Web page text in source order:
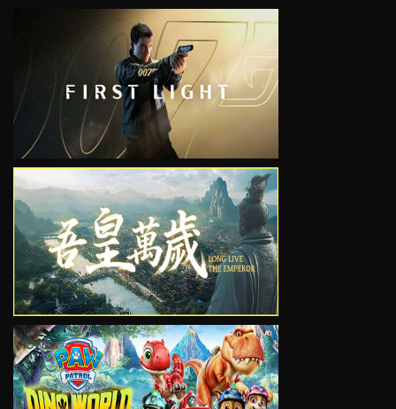
VIEW
VIEW
VIEW